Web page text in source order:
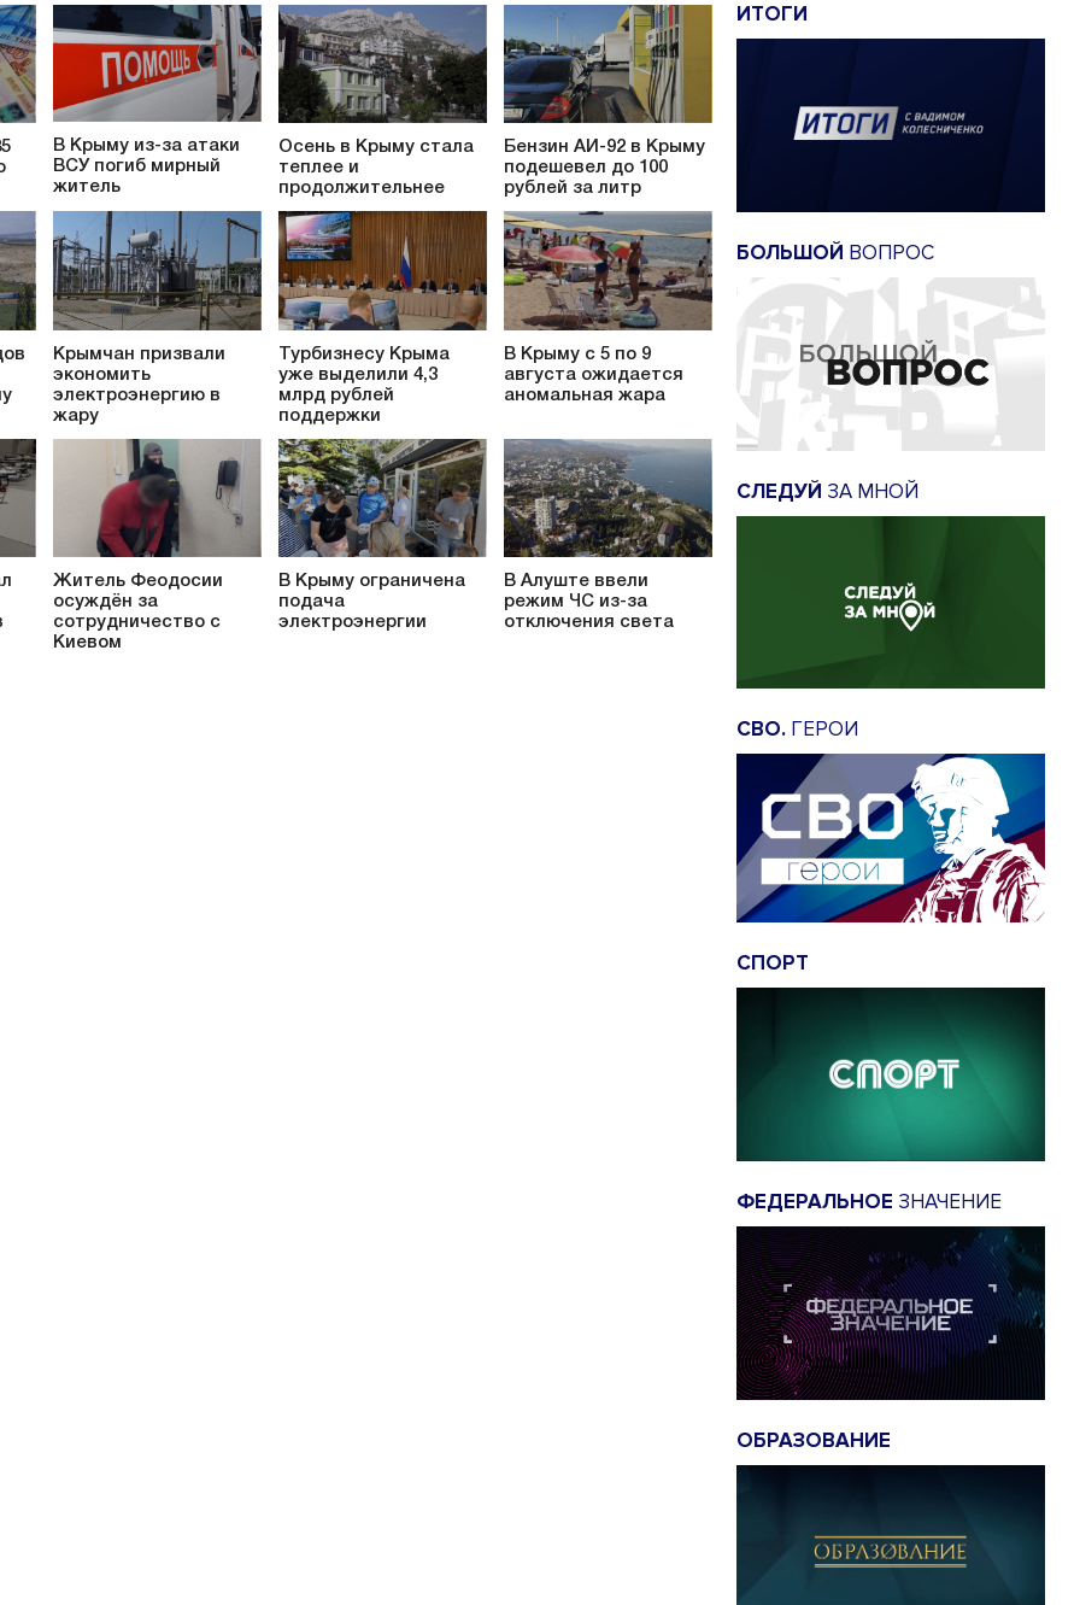
В Крыму из-за атаки
ВСУ погиб мирный
житель
Осень в Крыму стала
теплее и
продолжительнее
Бензин АИ-92 в Крыму
подешевел до 100
рублей за литр
Крымчан призвали
экономить
электроэнергию в
жару
Турбизнесу Крыма
уже выделили 4,3
млрд рублей
поддержки
В Крыму с 5 по 9
августа ожидается
аномальная жара
Житель Феодосии
осуждён за
сотрудничество с
Киевом
В Крыму ограничена
подача
электроэнергии
В Алуште ввели
режим ЧС из-за
отключения света
ИТОГИ
БОЛЬШОЙ ВОПРОС
СЛЕДУЙ ЗА МНОЙ
СВО. ГЕРОИ
СПОРТ
ФЕДЕРАЛЬНОЕ ЗНАЧЕНИЕ
ОБРАЗОВАНИЕ